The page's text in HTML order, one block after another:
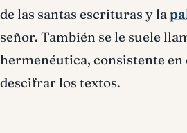
de las santas escrituras y la
señor. También se le suele
hermenéutica, consistente en
descifrar los textos.